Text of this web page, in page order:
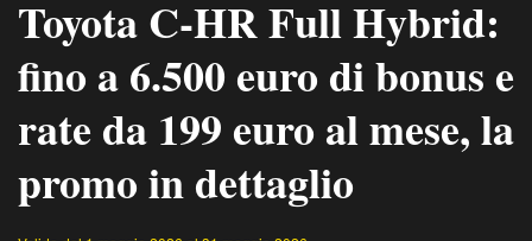
Toyota C-HR Full Hybrid:
fino a 6.500 euro di bonus e
rate da 199 euro al mese, la
promo in dettaglio